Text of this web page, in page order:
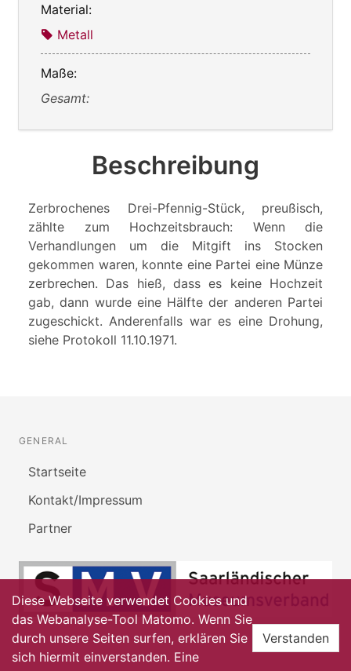
Material:
Metall
Maße:
Gesamt:
Beschreibung
Zerbrochenes Drei-Pfennig-Stück, preußisch,
zählte zum Hochzeitsbrauch: Wenn die
Verhandlungen um die Mitgift ins Stocken
gekommen waren, konnte eine Partei eine Münze
zerbrechen. Das hieß, dass es keine Hochzeit
gab, dann wurde eine Hälfte der anderen Partei
zugeschickt. Anderenfalls war es eine Drohung,
siehe Protokoll 11.10.1971.
GENERAL
Startseite
Kontakt/Impressum
Partner
Diese Webseite verwendet Cookies und
das Webanalyse-Tool Matomo. Wenn Sie
durch unsere Seiten surfen, erklären Sie
sich hiermit einverstanden. Eine
Verstanden